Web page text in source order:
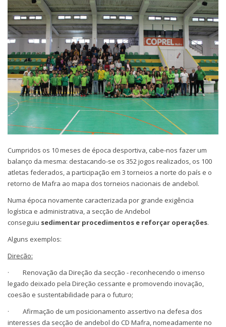
Cumpridos os 10 meses de época desportiva, cabe-nos fazer um
balanço da mesma: destacando-se os 352 jogos realizados, os 100
atletas federados, a participação em 3 torneios a norte do país e o
retorno de Mafra ao mapa dos torneios nacionais de andebol.
Numa época novamente caracterizada por grande exigência
logística e administrativa, a secção de Andebol
conseguiu sedimentar procedimentos e reforçar operações.
Alguns exemplos:
Direção:
· Renovação da Direção da secção - reconhecendo o imenso
legado deixado pela Direção cessante e promovendo inovação,
coesão e sustentabilidade para o futuro;
· Afirmação de um posicionamento assertivo na defesa dos
interesses da secção de andebol do CD Mafra, nomeadamente no